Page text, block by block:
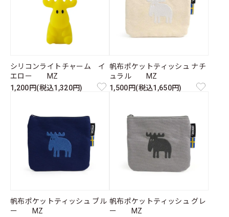
シリコンライトチャーム イ
エロー MZ
1,200円(税込1,320円)
帆布ポケットティッシュ ナチ
ュラル MZ
1,500円(税込1,650円)
帆布ポケットティッシュ ブル
ー MZ
帆布ポケットティッシュ グレ
ー MZ